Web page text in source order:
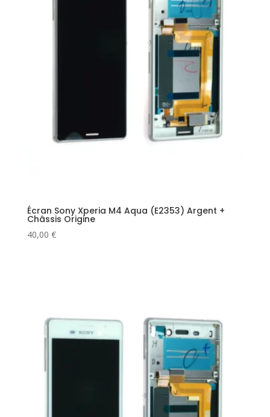
Écran Sony Xperia M4 Aqua (E2353) Argent +
Châssis Origine
40,00 €